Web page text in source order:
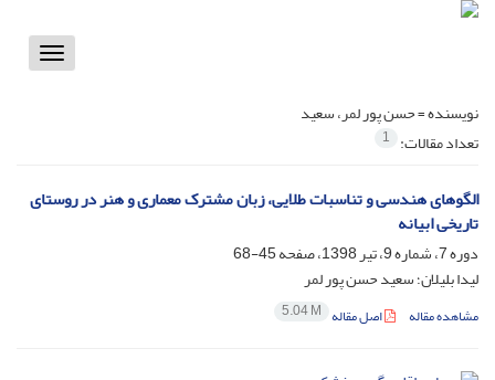
Toggle
نویسنده =حسن پور لمر، سعید
تعداد مقالات: 1
الگوهای هندسی و تناسبات طلایی، زبان مشترک معماری و هنر در روستای
تاریخی ابیانه
دوره 7، شماره 9، تیر 1398، صفحه
45-68
لیدا بلیلان؛ سعید حسن پور لمر
مشاهده مقاله اصل مقاله 5.04 M